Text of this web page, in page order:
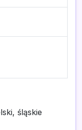
śląskie